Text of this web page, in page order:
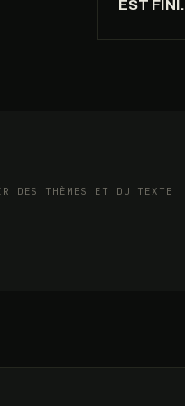
EST FINI.
DES THÈMES ET DU TEXTE
73%